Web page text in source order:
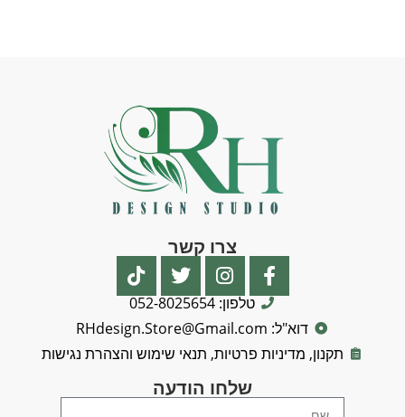
צרו קשר
טלפון: 052-8025654
דוא"ל: RHdesign.Store@Gmail.com
תקנון, מדיניות פרטיות, תנאי שימוש והצהרת נגישות
שלחו הודעה